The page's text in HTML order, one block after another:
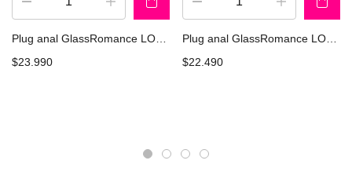
$23.990
$22.490